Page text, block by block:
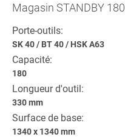
Magasin STANDBY 180
Porte-outils:
SK 40/ BT 40/ HSK A63
Capacité:
180
Longueur d'outil:
330 mm
Surface de base:
1340 x 1340 mm